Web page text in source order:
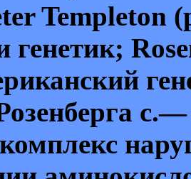
Templeton
генетик;
с.—